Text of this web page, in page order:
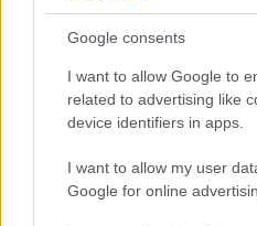
Google consents
I want to allow Google to
related to advertising like
device identifiers in apps.
I want to allow my user
Google for online
20/1/2025
8:00:00 πμ
20/1/2025
4:00:00 μμ